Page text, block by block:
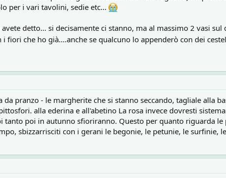
per i vari tavolini, sedie etc...
detto... si decisamente ci stanno, ma al massimo 2 vasi sul
che ho già....anche se qualcuno lo appenderò con dei
pranzo - le margherite che si stanno seccando, tagliale alla
alla ederina e all'abetino La rosa invece dovresti
poi in autunno sfioriranno. Questo per quanto riguarda le
sbizzarrisciti con i gerani le begonie, le petunie, le surfinie,